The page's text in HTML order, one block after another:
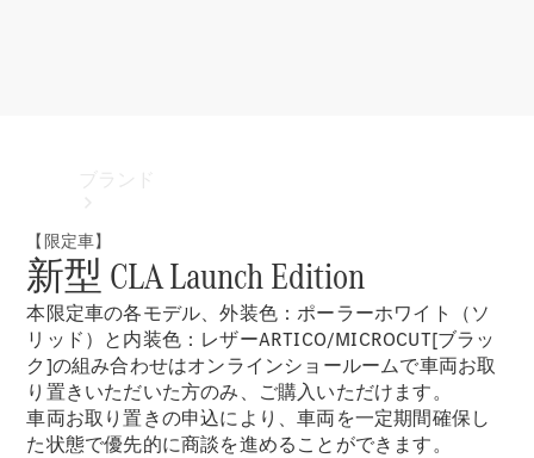
ブランド
【限定車】
新型 CLA Launch Edition
本限定車の各モデル、外装色：ポーラーホワイト（ソ
リッド）と内装色：レザーARTICO/MICROCUT[ブラッ
ク]の組み合わせはオンラインショールームで車両お取
り置きいただいた方のみ、ご購入いただけます。
車両お取り置きの申込により、車両を一定期間確保し
た状態で優先的に商談を進めることができます。